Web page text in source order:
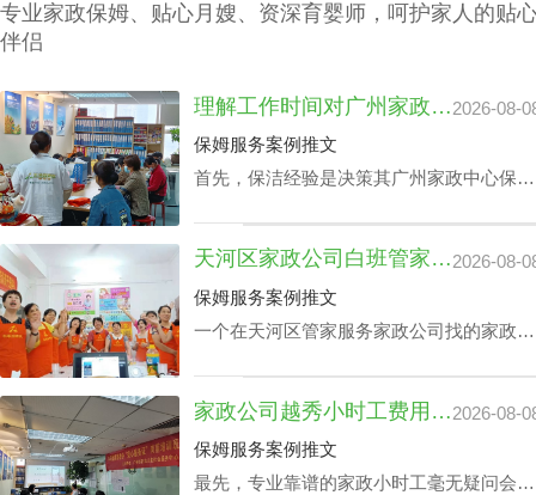
专业家政保姆、贴心月嫂、资深育婴师，呵护家人的贴
伴侣
理解工作时间对广州家政中心保洁24小时价格表的潜在影响2026-08-
保姆服务案例推文
首先，保洁经验是决策其广州家政中心保洁
育等，保洁个人独特性增加，其广州家政中
心保洁24小时价格表也会增加。
天河区家政公司白班管家价格：公司声誉引导的收费标准2026-08-
保姆服务案例推文
一个在天河区管家服务家政公司找的家政管
扫卧室、洗衣、洗碗、熨衣等日常事务，还
可以照护老人及带孩子放学，让工作热情高
的人更专心致力工作，那天河区家政公司白
家政公司越秀小时工费用：业务专业技能真的影响吗？2026-08-
保姆服务案例推文
最先，专业靠谱的家政小时工毫无疑问会比